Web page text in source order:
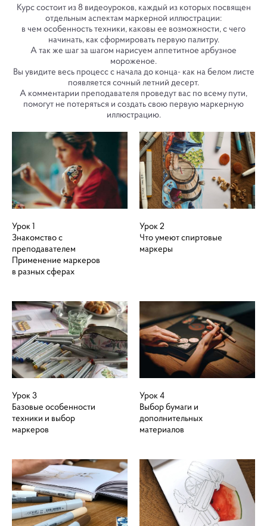
Курс состоит из 8 видеоуроков, каждый из которых посвящен
отдельным аспектам маркерной иллюстрации:
в чем особенность техники, каковы ее возможности, с чего
начинать, как сформировать первую палитру.
А так же шаг за шагом нарисуем аппетитное арбузное
мороженое.
Вы увидите весь процесс с начала до конца- как на белом листе
появляется сочный летний десерт.
А комментарии преподавателя проведут вас по всему пути,
помогут не потеряться и создать свою первую маркерную
иллюстрацию.
Урок 1
Знакомство с
преподавателем
Применение маркеров
в разных сферах
Урок 2
Что умеют спиртовые
маркеры
Урок 3
Базовые особенности
техники и выбор
маркеров
Урок 4
Выбор бумаги и
дополнительных
материалов